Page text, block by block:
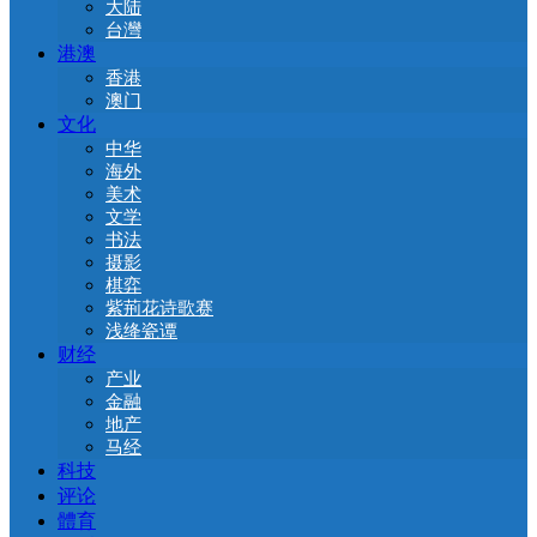
大陆
台灣
港澳
香港
澳门
文化
中华
海外
美术
文学
书法
摄影
棋弈
紫荊花诗歌赛
浅绛瓷谭
财经
产业
金融
地产
马经
科技
评论
體育